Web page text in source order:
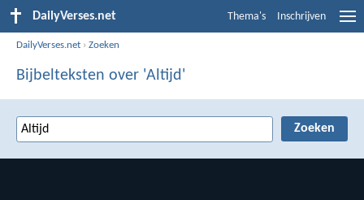
DailyVerses.net Thema's Inschrijven
DailyVerses.net ›Zoeken
Bijbelteksten over 'Altijd'